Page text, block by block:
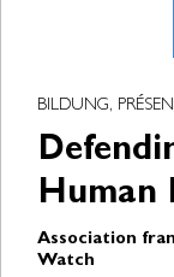
BILDUNG,
Human
Association
Watch